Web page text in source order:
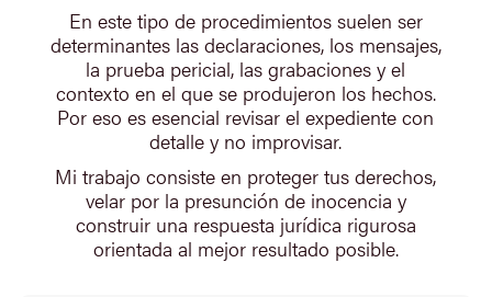
En este tipo de procedimientos suelen ser
determinantes las declaraciones, los mensajes,
la prueba pericial, las grabaciones y el
contexto en el que se produjeron los hechos.
Por eso es esencial revisar el expediente con
detalle y no improvisar.
Mi trabajo consiste en proteger tus derechos,
velar por la presunción de inocencia y
construir una respuesta jurídica rigurosa
orientada al mejor resultado posible.